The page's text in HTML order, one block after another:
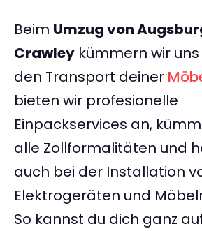
Beim Umzug von
Crawley kümmern wir
den Transport deiner
bieten wir profesionelle
Einpackservices an,
alle Zollformalitäten und
auch bei der Installation
Elektrogeräten und
So kannst du dich ganz